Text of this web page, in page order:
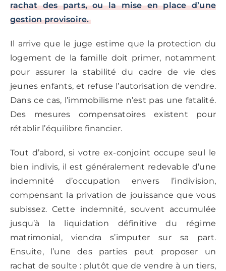
rachat des parts, ou la mise en place d’une
gestion provisoire.
Il arrive que le juge estime que la protection du
logement de la famille doit primer, notamment
pour assurer la stabilité du cadre de vie des
jeunes enfants, et refuse l’autorisation de vendre.
Dans ce cas, l’immobilisme n’est pas une fatalité.
Des mesures compensatoires existent pour
rétablir l’équilibre financier.
Tout d’abord, si votre ex-conjoint occupe seul le
bien indivis, il est généralement redevable d’une
indemnité d’occupation envers l’indivision,
compensant la privation de jouissance que vous
subissez. Cette indemnité, souvent accumulée
jusqu’à la liquidation définitive du régime
matrimonial, viendra s’imputer sur sa part.
Ensuite, l’une des parties peut proposer un
rachat de soulte : plutôt que de vendre à un tiers,